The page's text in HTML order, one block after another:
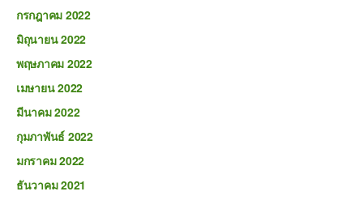
กรกฎาคม 2022
มิถุนายน 2022
พฤษภาคม 2022
เมษายน 2022
มีนาคม 2022
กุมภาพันธ์ 2022
มกราคม 2022
ธันวาคม 2021